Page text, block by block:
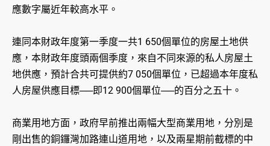
應數字屬近年較高水平。
連同本財政年度第一季度一共1 650個單位的房屋土地供
應，本財政年度頭兩個季度，來自不同來源的私人房屋土
地供應，預計合共可提供約7 050個單位，已超過本年度私
人房屋供應目標──即12 900個單位──的百分之五十。
商業用地方面，政府早前推出兩幅大型商業用地，分別是
剛出售的銅鑼灣加路連山道用地，以及兩星期前截標的中